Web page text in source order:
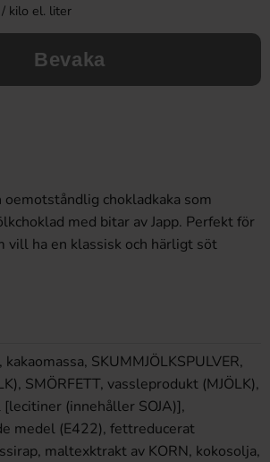
kilo el. liter
Bevaka
oemotståndlig chokladkaka som
med bitar av Japp. Perfekt för
vill ha en klassisk och härligt söt
SKUMMJÖLKSPULVER,
SMÖRFETT, vassleprodukt (MJÖLK),
(innehåller SOJA)],
medel (E422), fettreducerat
maltexktrakt av KORN, kokosolja,